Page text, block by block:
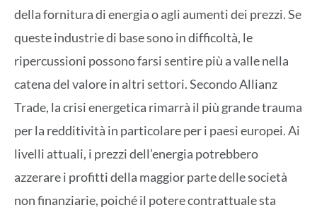
della fornitura di energia o agli aumenti dei prezzi. Se
queste industrie di base sono in difficoltà, le
ripercussioni possono farsi sentire più a valle nella
catena del valore in altri settori. Secondo Allianz
Trade, la crisi energetica rimarrà il più grande trauma
per la redditività in particolare per i paesi europei. Ai
livelli attuali, i prezzi dell’energia potrebbero
azzerare i profitti della maggior parte delle società
non finanziarie, poiché il potere contrattuale sta